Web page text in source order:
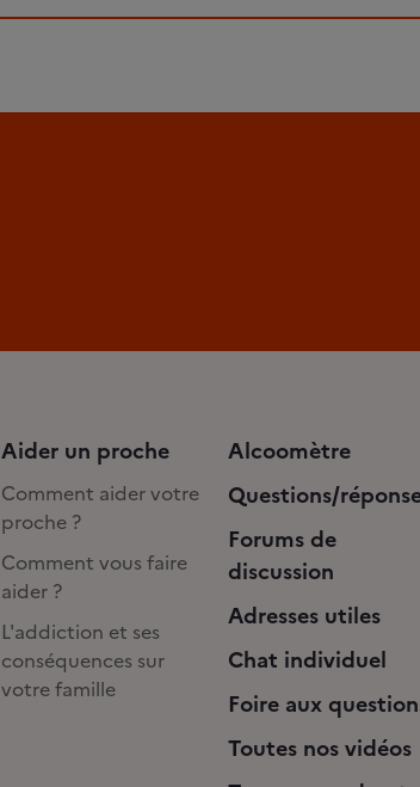
Aider un proche
Comment aider votre
proche ?
Comment vous faire
aider ?
L'addiction et ses
conséquences sur
votre famille
Alcoomètre
Questions/
Forums de
discussion
Adresses utiles
Chat individuel
Foire aux
Toutes nos vidéos